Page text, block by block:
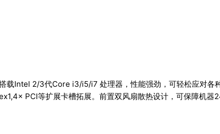
载Intel 2/3代Core i3/i5/i7 处理器，性能强劲，可轻松应对
PCI等扩展卡槽拓展。前置双风扇散热设计，可保障机器